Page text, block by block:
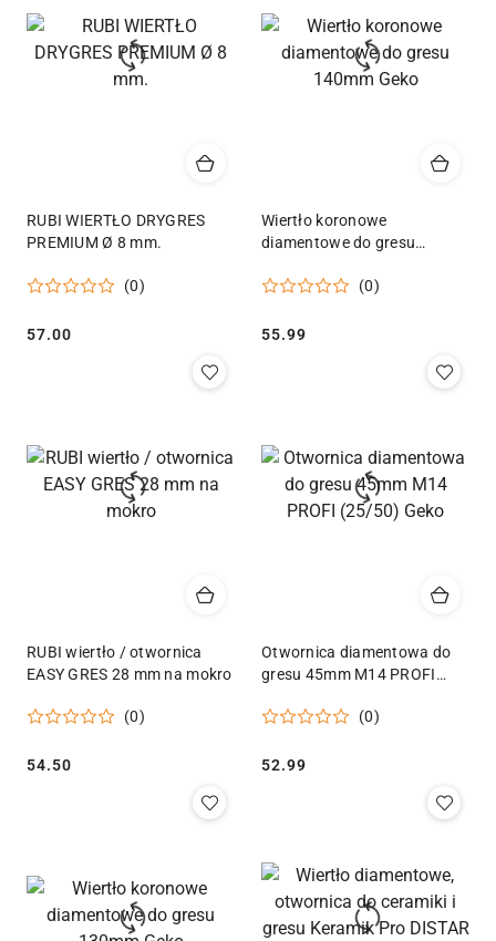
RUBI WIERTŁO DRYGRES
PREMIUM Ø 8 mm.
(0)
Cena:
57.00
Wiertło koronowe
diamentowe do gresu
(0)
Cena:
55.99
RUBI wiertło / otwornica
EASY GRES 28 mm na mokro
(0)
Cena:
54.50
Otwornica diamentowa do
gresu 45mm M14 PROFI
(0)
Cena:
52.99